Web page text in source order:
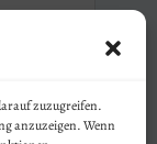
zuzugreifen.
anzuzeigen. Wenn